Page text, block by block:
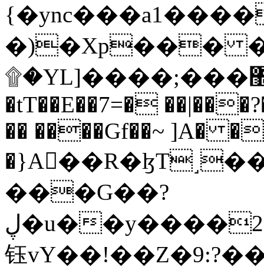
�)�Xp���
۩�YL]����;���׿�޽������+��k��o���O�Zt�6�[a��v_r;�b�f���==
�tT��E��7=�
�� ����Gf��~ ]A�
���G��?
ڸ�u��y����2o�Gc���t!W���k+(���
钰vY��!��Z�9:?�